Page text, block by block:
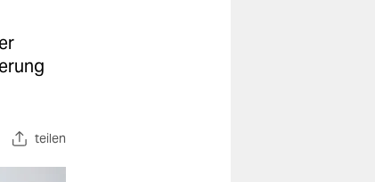
teilen